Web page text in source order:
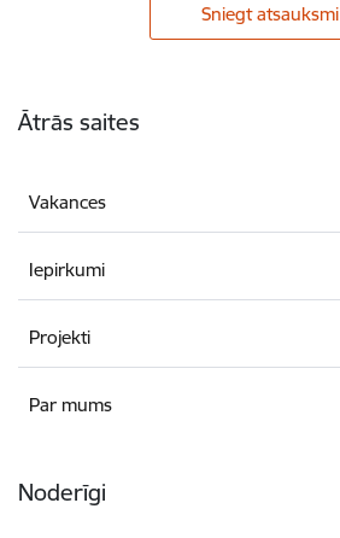
Sniegt atsauksmi
Ātrās saites
Vakances
Iepirkumi
Projekti
Par mums
Noderīgi